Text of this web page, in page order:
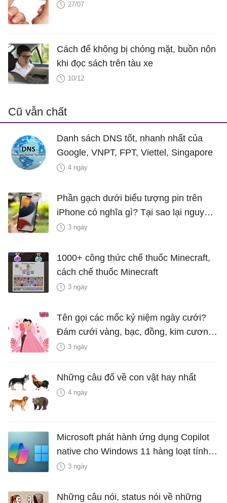
27/07
Cách để không bị chóng mặt, buồn nôn
khi đọc sách trên tàu xe
10/12
Cũ vẫn chất
Danh sách DNS tốt, nhanh nhất của
Google, VNPT, FPT, Viettel, Singapore
4 ngày
Phần gạch dưới biểu tượng pin trên
iPhone có nghĩa gì? Tại sao lại nguy
hiểm?
3 ngày
1000+ công thức chế thuốc Minecraft,
cách chế thuốc Minecraft
3 ngày
Tên gọi các mốc kỷ niệm ngày cưới?
Đám cưới vàng, bạc, đồng, kim cương
là bao nhiêu năm?
3 ngày
Những câu đố về con vật hay nhất
4 ngày
Microsoft phát hành ứng dụng Copilot
native cho Windows 11 hàng loạt tính
năng mới Hữu Ích
3 ngày
Những câu nói, status nói về những